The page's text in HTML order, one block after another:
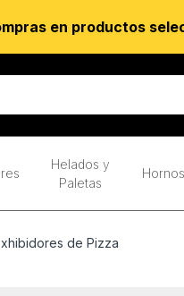
Helados y
Paletas
Hornos
de Pizza
en productos